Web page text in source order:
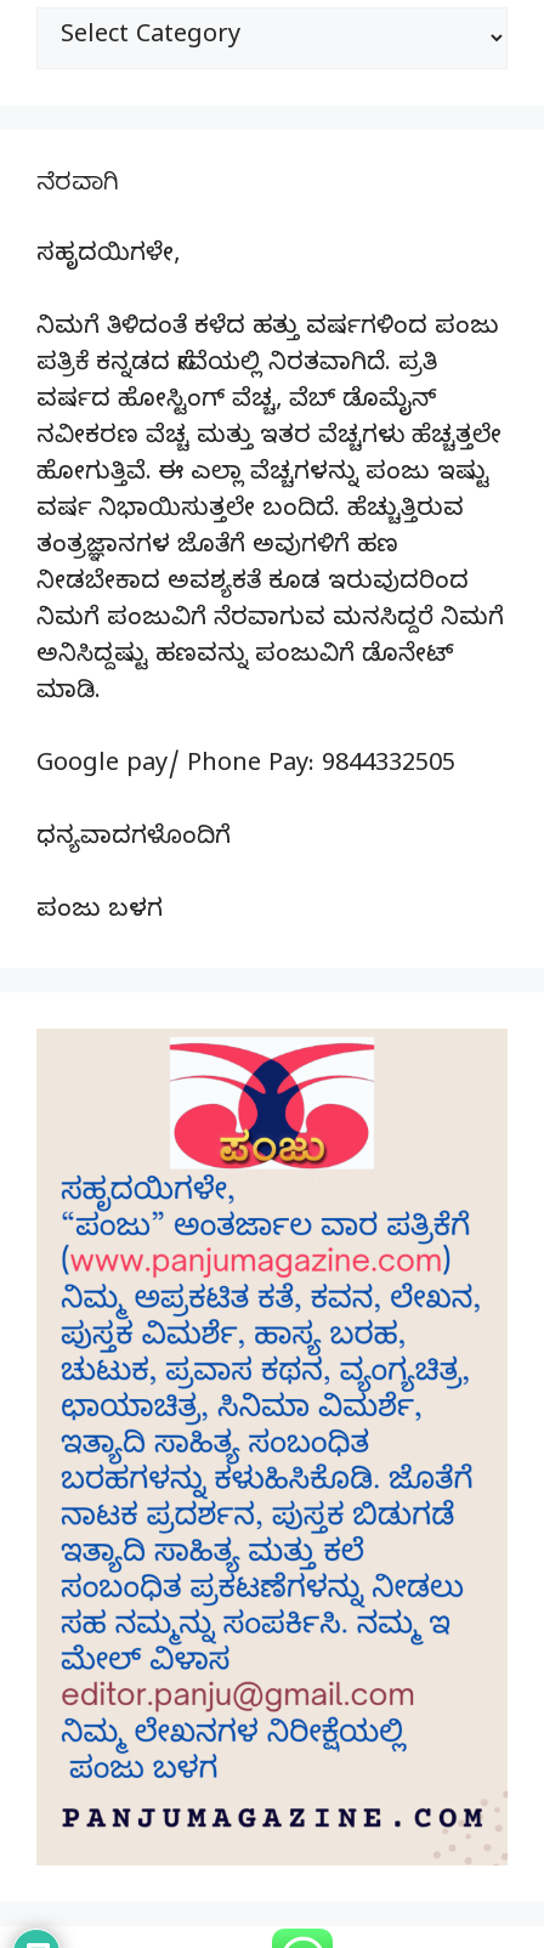
ವಿಭಾಗಗಳು
ನೆರವಾಗಿ
ಸಹೃದಯಿಗಳೇ,
ನಿಮಗೆ ತಿಳಿದಂತೆ ಕಳೆದ ಹತ್ತು ವರ್ಷಗಳಿಂದ ಪಂಜು
ಪತ್ರಿಕೆ ಕನ್ನಡದ ಸೇವೆಯಲ್ಲಿ ನಿರತವಾಗಿದೆ. ಪ್ರತಿ
ವರ್ಷದ ಹೋಸ್ಟಿಂಗ್‌ ವೆಚ್ಚ, ವೆಬ್‌ ಡೊಮೈನ್‌
ನವೀಕರಣ ವೆಚ್ಚ ಮತ್ತು ಇತರ ವೆಚ್ಚಗಳು ಹೆಚ್ಚತ್ತಲೇ
ಹೋಗುತ್ತಿವೆ. ಈ ಎಲ್ಲಾ ವೆಚ್ಚಗಳನ್ನು ಪಂಜು ಇಷ್ಟು
ವರ್ಷ ನಿಭಾಯಿಸುತ್ತಲೇ ಬಂದಿದೆ. ಹೆಚ್ಚುತ್ತಿರುವ
ತಂತ್ರಜ್ಞಾನಗಳ ಜೊತೆಗೆ ಅವುಗಳಿಗೆ ಹಣ
ನೀಡಬೇಕಾದ ಅವಶ್ಯಕತೆ ಕೂಡ ಇರುವುದರಿಂದ
ನಿಮಗೆ ಪಂಜುವಿಗೆ ನೆರವಾಗುವ ಮನಸಿದ್ದರೆ ನಿಮಗೆ
ಅನಿಸಿದ್ದಷ್ಟು ಹಣವನ್ನು ಪಂಜುವಿಗೆ ಡೊನೇಟ್‌
ಮಾಡಿ.
Google pay/ Phone Pay: 9844332505
ಧನ್ಯವಾದಗಳೊಂದಿಗೆ
ಪಂಜು ಬಳಗ